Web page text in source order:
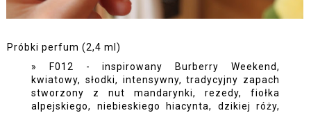
Próbki perfum (2,4 ml)
F012 - inspirowany Burberry Weekend,
kwiatowy, słodki, intensywny, tradycyjny zapach
stworzony z nut mandarynki, rezedy, fiołka
alpejskiego, niebieskiego hiacynta, dzikiej róży,